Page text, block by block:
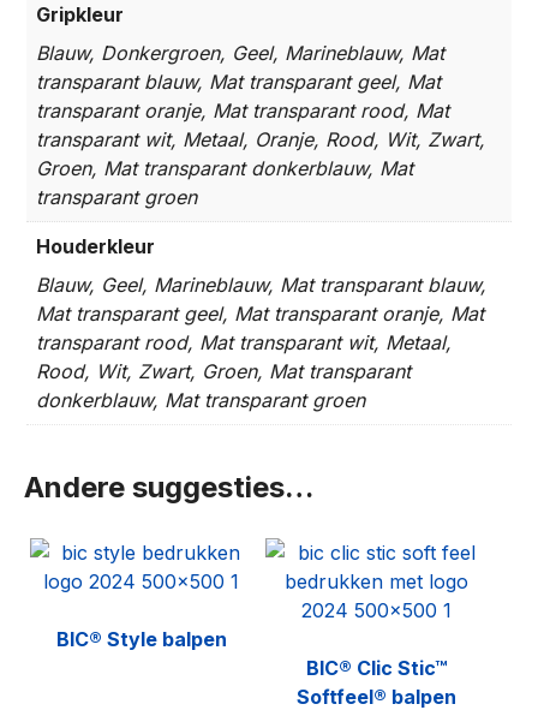
Gripkleur
Blauw, Donkergroen, Geel, Marineblauw, Mat
transparant blauw, Mat transparant geel, Mat
transparant oranje, Mat transparant rood, Mat
transparant wit, Metaal, Oranje, Rood, Wit, Zwart,
Groen, Mat transparant donkerblauw, Mat
transparant groen
Houderkleur
Blauw, Geel, Marineblauw, Mat transparant blauw,
Mat transparant geel, Mat transparant oranje, Mat
transparant rood, Mat transparant wit, Metaal,
Rood, Wit, Zwart, Groen, Mat transparant
donkerblauw, Mat transparant groen
Andere suggesties…
BIC® Style balpen
BIC® Clic Stic™
Softfeel® balpen